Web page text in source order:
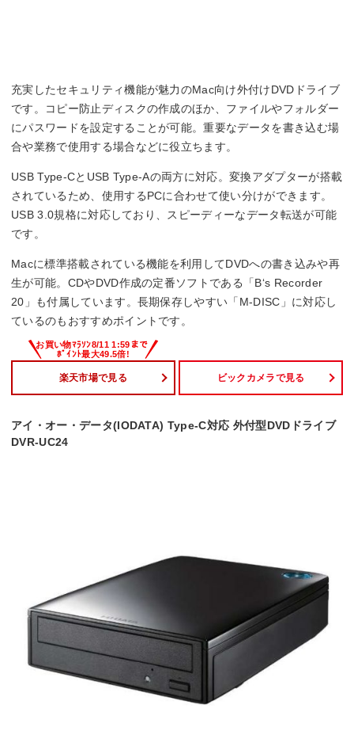
充実したセキュリティ機能が魅力のMac向け外付けDVDドライブ
です。コピー防止ディスクの作成のほか、ファイルやフォルダー
にパスワードを設定することが可能。重要なデータを書き込む場
合や業務で使用する場合などに役立ちます。
USB Type-CとUSB Type-Aの両方に対応。変換アダプターが搭載
されているため、使用するPCに合わせて使い分けができます。
USB 3.0規格に対応しており、スピーディーなデータ転送が可能
です。
Macに標準搭載されている機能を利用してDVDへの書き込みや再
生が可能。CDやDVD作成の定番ソフトである「B‘s Recorder
20」も付属しています。長期保存しやすい「M-DISC」に対応し
ているのもおすすめポイントです。
楽天市場で見る ビックカメラで見る
アイ・オー・データ(IODATA) Type-C対応 外付型DVDドライブ
DVR-UC24